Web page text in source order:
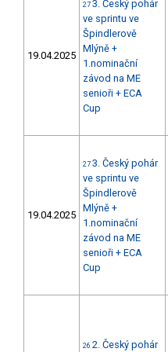
19.04.2025
27 3. Český pohár
ve sprintu ve
Špindlerově
Mlýně +
1.nominační
závod na ME
senioři + ECA
Cup
19.04.2025
27 3. Český pohár
ve sprintu ve
Špindlerově
Mlýně +
1.nominační
závod na ME
senioři + ECA
Cup
26 2. Český pohár